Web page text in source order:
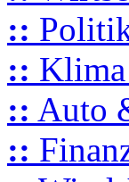
::
::
:: Auto
::